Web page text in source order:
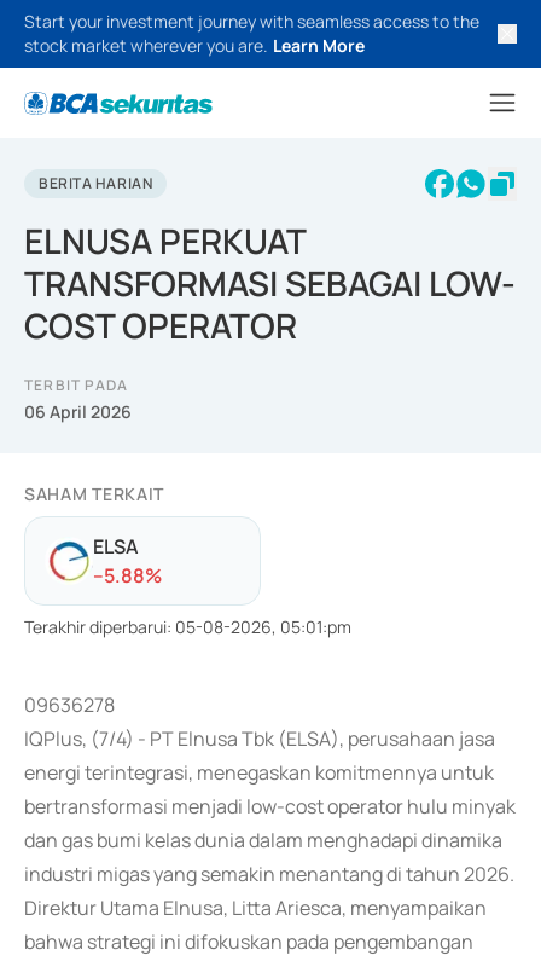
Start your investment journey with seamless access to the
stock market wherever you are. Learn More
BERITA HARIAN
ELNUSA PERKUAT
TRANSFORMASI SEBAGAI LOW-
COST OPERATOR
TERBIT PADA
06 April 2026
SAHAM TERKAIT
ELSA
--5.88%
Terakhir diperbarui: 05-08-2026, 05:01:pm
09636278
IQPlus, (7/4) - PT Elnusa Tbk (ELSA), perusahaan jasa
energi terintegrasi, menegaskan komitmennya untuk
bertransformasi menjadi low-cost operator hulu minyak
dan gas bumi kelas dunia dalam menghadapi dinamika
industri migas yang semakin menantang di tahun 2026.
Direktur Utama Elnusa, Litta Ariesca, menyampaikan
bahwa strategi ini difokuskan pada pengembangan